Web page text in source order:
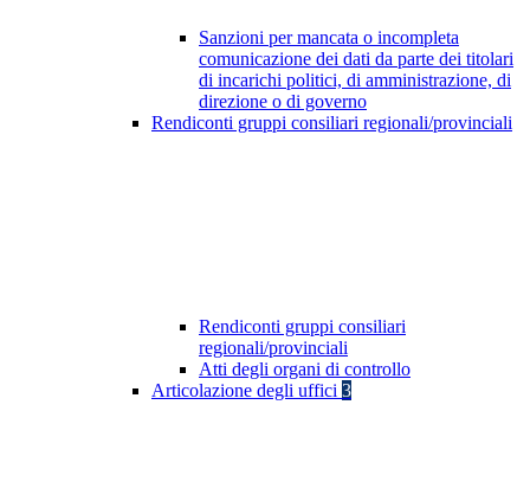
Sanzioni per mancata o incompleta
comunicazione dei dati da parte dei titolari
di incarichi politici, di amministrazione, di
direzione o di governo
Rendiconti gruppi consiliari regionali/provinciali
Rendiconti gruppi consiliari
regionali/provinciali
Atti degli organi di controllo
Articolazione degli uffici 3